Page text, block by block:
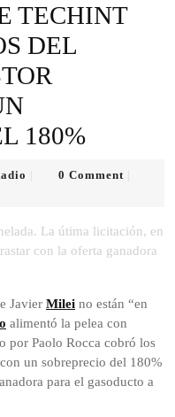
TECHINT
DEL
180%
0 Comment
La útima licitación, en
con la oferta ganadora
Javier Milei no están “en
alimentó la pelea con
por Paolo Rocca cobró los
con un sobreprecio del 180%
para el gasoducto a